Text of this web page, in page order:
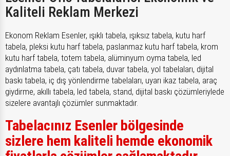
Kaliteli Reklam Merkezi
Ekonom Reklam Esenler, ışıklı tabela, ışıksız tabela, kutu harf
tabela, pleksi kutu harf tabela, paslanmaz kutu harf tabela, krom
kutu harf tabela, totem tabela, alüminyum oyma tabela, led
aydınlatma tabela, çatı tabela, duvar tabela, yol tabelaları, dijital
baskı tabela, iç dış yönlendirme tabelaları, uyarı ikaz tabela, araç
giydirme, akıllı tabela, led tabela, stand, dijital baskı çözümleriylede
sizelere avantajlı çözümler sunmaktadır.
Tabelacınız Esenler bölgesinde
sizlere hem kaliteli hemde ekonomik